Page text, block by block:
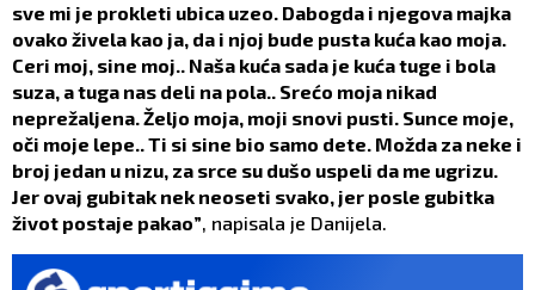
sve mi je prokleti ubica uzeo. Dabogda i njegova majka
ovako živela kao ja, da i njoj bude pusta kuća kao moja.
Ceri moj, sine moj.. Naša kuća sada je kuća tuge i bola
suza, a tuga nas deli na pola.. Srećo moja nikad
neprežaljena. Željo moja, moji snovi pusti. Sunce moje,
oči moje lepe.. Ti si sine bio samo dete. Možda za neke i
broj jedan u nizu, za srce su dušo uspeli da me ugrizu.
Jer ovaj gubitak nek neoseti svako, jer posle gubitka
život postaje pakao”, napisala je Danijela.